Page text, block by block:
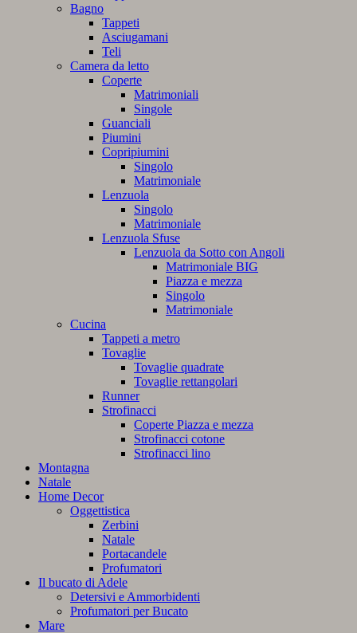
Bagno
Tappeti
Asciugamani
Teli
Camera da letto
Coperte
Matrimoniali
Singole
Guanciali
Piumini
Copripiumini
Singolo
Matrimoniale
Lenzuola
Singolo
Matrimoniale
Lenzuola Sfuse
Lenzuola da Sotto con Angoli
Matrimoniale BIG
Piazza e mezza
Singolo
Matrimoniale
Cucina
Tappeti a metro
Tovaglie
Tovaglie quadrate
Tovaglie rettangolari
Runner
Strofinacci
Coperte Piazza e mezza
Strofinacci cotone
Strofinacci lino
Montagna
Natale
Home Decor
Oggettistica
Zerbini
Natale
Portacandele
Profumatori
Il bucato di Adele
Detersivi e Ammorbidenti
Profumatori per Bucato
Mare